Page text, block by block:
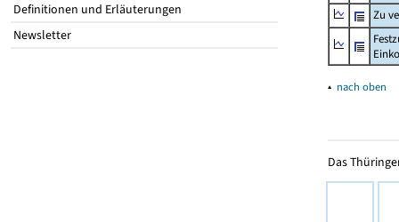
Definitionen und Erläuterungen
Newsletter
Zu
▴ nach oben
Das